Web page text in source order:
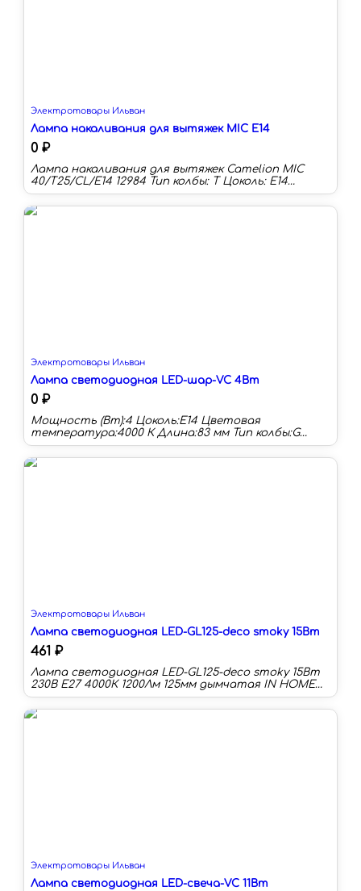
Электротовары Ильван
Лампа накаливания для вытяжек MIC E14
0 ₽
Лампа накаливания для вытяжек Camelion MIC
40/T25/CL/E14 12984 Тип колбы: T Цоколь: E14
Световой поток: 350 лм Цветность:теплый
белый (менее 3300 К) Срок службы:1000 ч Длина:81
Электротовары Ильван
Лампа светодиодная LED-шар-VC 4Вт
0 ₽
Мощность (Вт):4 Цоколь:E14 Цветовая
температура:4000 К Длина:83 мм Тип колбы:G
Световой поток:360 лм Световая отдача:90 лм/
Вт
Электротовары Ильван
Лампа светодиодная LED-GL125-deco smoky 15Вт
461 ₽
Лампа светодиодная LED-GL125-deco smoky 15Вт
230В E27 4000К 1200Лм 125мм дымчатая IN HOME
Цоколь:E27 Длина:175 мм Тип колбы:GL Цветовая
температура:4000 К Световой поток:1200 лм
Срок службы:30000 ч Мощность (Вт):15
Электротовары Ильван
Лампа светодиодная LED-свеча-VC 11Вт